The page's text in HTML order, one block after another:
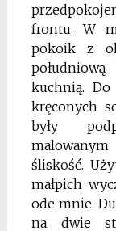
frontu. W
pokoik z
kuchnią.
kręconych
były
śliskość.
małpich
ode mnie.
na dwie